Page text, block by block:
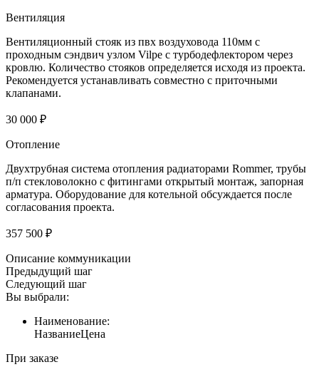
Вентиляция
Вентиляционный стояк из пвх воздуховода 110мм с
проходным сэндвич узлом Vilpe с турбодефлектором через
кровлю. Количество стояков определяется исходя из проекта.
Рекомендуется устанавливать совместно с приточными
клапанами.
30 000 ₽
Отопление
Двухтрубная система отопления радиаторами Rommer, трубы
п/п стекловолокно с фитингами открытый монтаж, запорная
арматура. Оборудование для котельной обсуждается после
согласования проекта.
357 500 ₽
Описание коммуникации
Предыдущий шаг
Следующий шаг
Вы выбрали:
Наименование:
НазваниеЦена
При заказе